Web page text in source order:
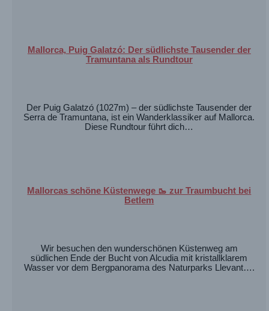
Mallorca, Puig Galatzó: Der südlichste Tausender der
Tramuntana als Rundtour
Der Puig Galatzó (1027m) – der südlichste Tausender der
Serra de Tramuntana, ist ein Wanderklassiker auf Mallorca.
Diese Rundtour führt dich…
Mallorcas schöne Küstenwege 🥾 zur Traumbucht bei
Betlem
Wir besuchen den wunderschönen Küstenweg am
südlichen Ende der Bucht von Alcudia mit kristallklarem
Wasser vor dem Bergpanorama des Naturparks Llevant….